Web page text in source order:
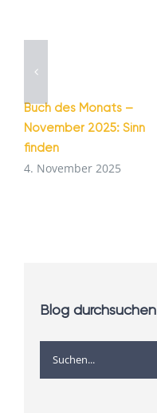
Buch des Monats –
November 2025: Sinn
finden
4. November 2025
Blog durchsuchen
Suche
nach: